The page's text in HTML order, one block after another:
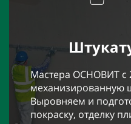
Мастера ОСНОВИТ с
механизированную
Выровняем и
покраску, отделку